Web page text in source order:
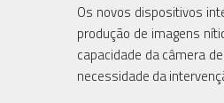
Os novos dispositivos
produção de imagens
capacidade da câmera
necessidade da